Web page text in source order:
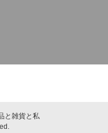
と雑貨と私